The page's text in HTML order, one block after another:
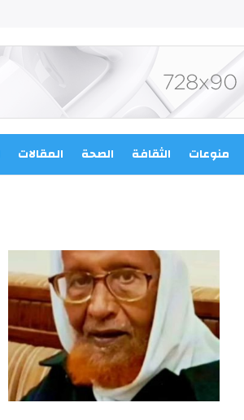
منوعات الثقافة الصحة المقالات